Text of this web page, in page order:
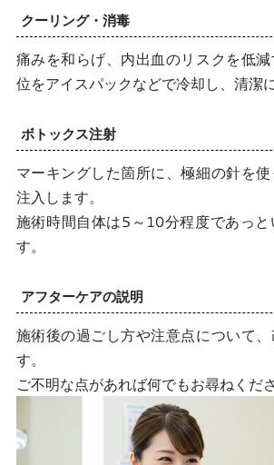
クーリング・消毒
痛みを和らげ、内出血のリスクを低
位をアイスパックなどで冷却し、清潔
ボトックス注射
マーキングした箇所に、極細の針を
注入します。
施術時間自体は5～10分程度であっと
す。
アフターケアの説明
施術後の過ごし方や注意点について、
す。
ご不明な点があれば何でもお尋ねくださ